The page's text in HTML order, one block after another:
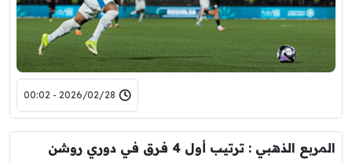
2026/02/28 - 00:02
المربع الذهبي : ترتيب أول 4 فرق في دوري روشن